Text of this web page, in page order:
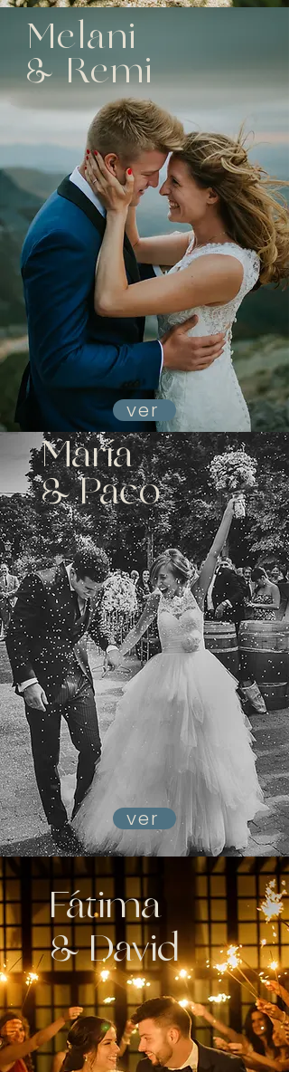
ver
Melani
& Remi
Boda en Conde Rodrigo
ver
María
& Paco
Salamanca
Boda en Hacienda Azorita
Fátima
& David
Boda en Zamora